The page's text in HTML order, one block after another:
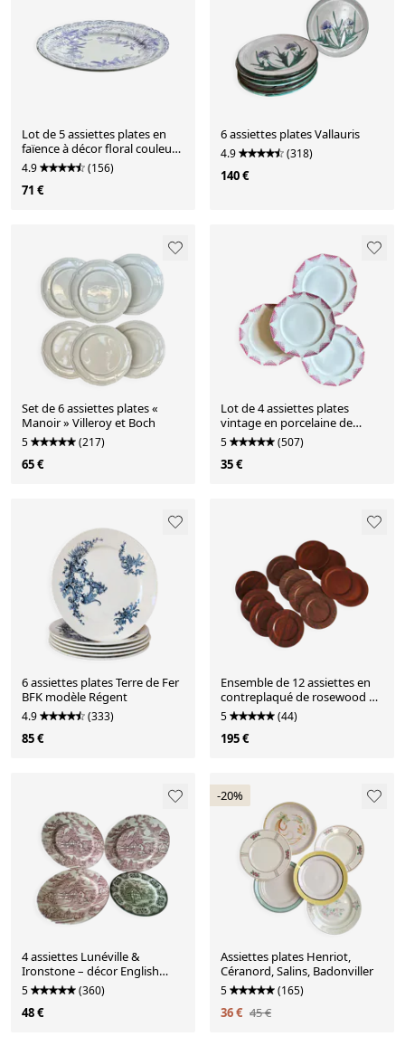
Lot de 5 assiettes plates en
faïence à décor floral couleur
lavande H2 D22
4.9 (156)
71 €
6 assiettes plates Vallauris
4.9 (318)
140 €
Set de 6 assiettes plates «
Manoir » Villeroy et Boch
5 (217)
65 €
Lot de 4 assiettes plates
vintage en porcelaine de
Limoges
5 (507)
35 €
6 assiettes plates Terre de Fer
BFK modèle Régent
4.9 (333)
85 €
Ensemble de 12 assiettes en
contreplaqué de rosewood et
teck par Mossback,
Danemark, années 1960.
5 (44)
195 €
4 assiettes Lunéville &
Ironstone – décor English
Style
5 (360)
48 €
-20%
Assiettes plates Henriot,
Céranord, Salins, Badonviller
5 (165)
36 € 45 €